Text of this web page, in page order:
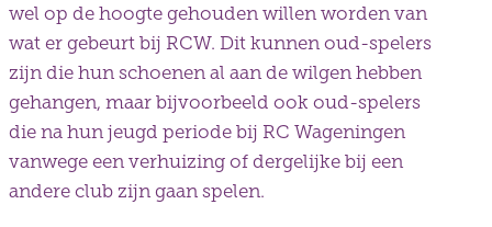
wel op de hoogte gehouden willen worden van
wat er gebeurt bij RCW. Dit kunnen oud-spelers
zijn die hun schoenen al aan de wilgen hebben
gehangen, maar bijvoorbeeld ook oud-spelers
die na hun jeugd periode bij RC Wageningen
vanwege een verhuizing of dergelijke bij een
andere club zijn gaan spelen.